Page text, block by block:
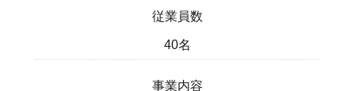
従業員数
40名
事業内容